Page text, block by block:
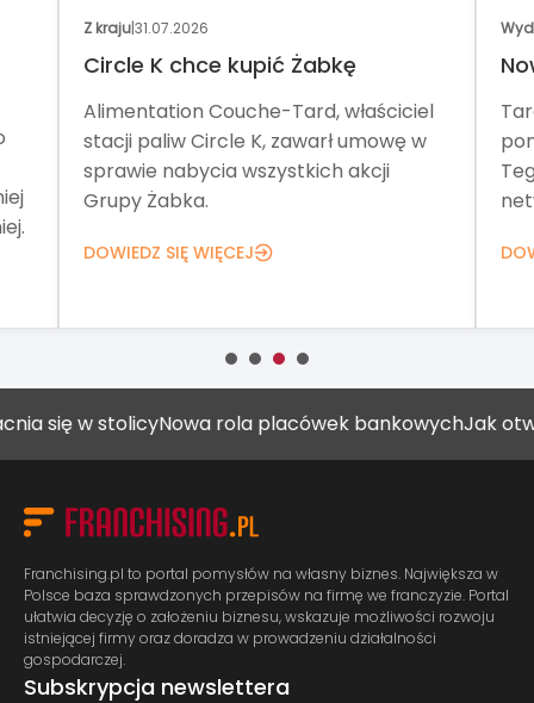
Z kraju|31.07.2026
Circle K chce kupić Żabkę
Alimentation Couche-Tard, właściciel
stacji paliw Circle K, zawarł umowę w
sprawie nabycia wszystkich akcji
Grupy Żabka.
DOWIEDZ SIĘ WIĘCEJ
w stolicyNowa rola placówek bankowychJak otworzyć
Franchising.pl to portal pomysłów na własny biznes. Największa w
Polsce baza sprawdzonych przepisów na firmę we franczyzie. Portal
ułatwia decyzję o założeniu biznesu, wskazuje możliwości rozwoju
istniejącej firmy oraz doradza w prowadzeniu działalności
gospodarczej.
Subskrypcja newslettera